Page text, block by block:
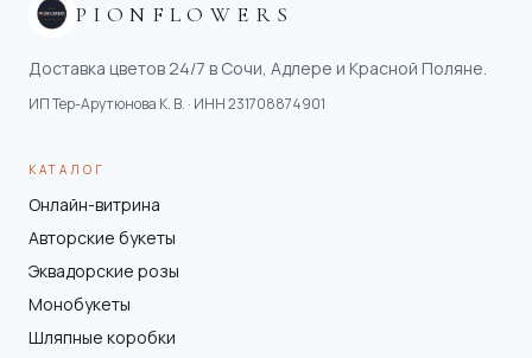
PIONFLOWERS
Доставка цветов 24/7 в Сочи, Адлере и Красной Поляне.
ИП Тер-Арутюнова К. В. · ИНН231708874901
КАТАЛОГ
Онлайн-витрина
Авторские букеты
Эквадорские розы
Монобукеты
Шляпные коробки